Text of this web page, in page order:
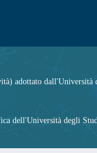
adottato dall'Università
dell'Università degli